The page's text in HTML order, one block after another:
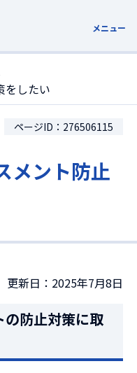
メニュー
をしたい
ページID：276506115
メント防止
更新日：2025年7月8日
の防止対策に取